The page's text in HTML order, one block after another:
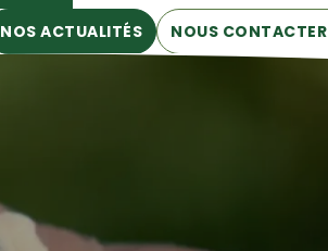
NOS ACTUALITÉS NOUS CONTACTER